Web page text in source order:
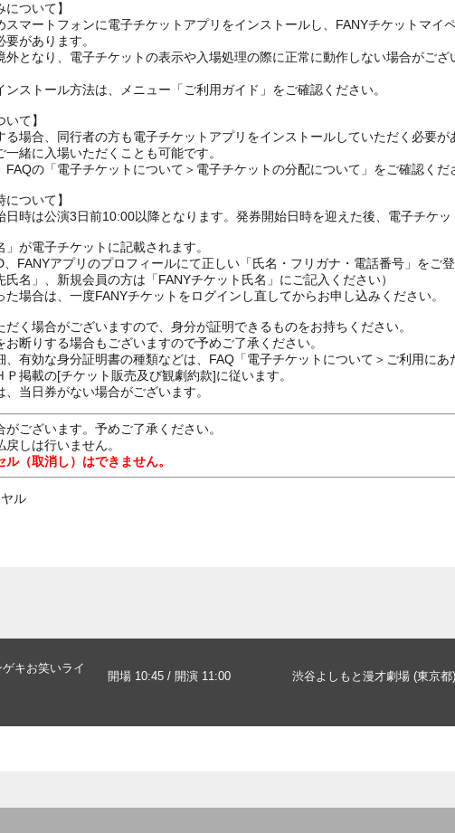
ついて】
スマートフォンに電子チケットアプリをインストールし、FANYチケットマイ
があります。
外となり、電子チケットの表示や入場処理の際に正常に動作しない場合がご
ストール方法は、メニュー「ご利用ガイド」をご確認ください。
て】
る場合、同行者の方も電子チケットアプリをインストールしていただく必要が
緒に入場いただくことも可能です。
の「電子チケットについて＞電子チケットの分配について」をご確認くだ
ついて】
時は公演3日前10:00以降となります。発券開始日時を迎えた後、電子チケ
が電子チケットに記載されます。
、FANYアプリのプロフィールにて正しい「氏名・フリガナ・電話番号」をご
氏名」、新規会員の方は「FANYチケット氏名」にご記入ください）
た場合は、一度FANYチケットをログインし直してからお申し込みください
く場合がございますので、身分が証明できるものをお持ちください。
断りする場合もございますので予めご了承ください。
、有効な身分証明書の種類などは、FAQ「電子チケットについて＞ご利用に
掲載の[チケット販売及び観劇約款]に従います。
当日券がない場合がございます。
がございます。予めご了承ください。
しは行いません。
ル（取消し）はできません。
ル
キお笑いライ
開場 10:45 / 開演 11:00 渋谷よしもと漫才劇場 (東京都